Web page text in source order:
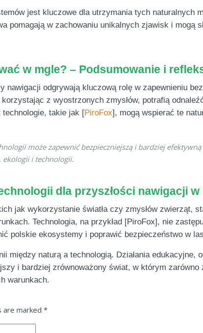
jest kluczowe dla utrzymania tych naturalnych
pomagają w zachowaniu unikalnych zjawisk i mogą
w mgle? – Podsumowanie i
nawigacji odgrywają kluczową rolę w zapewnieniu
z wyostrzonych zmysłów, potrafią
takie jak [PiroFox], mogą wspierać te
może zapewnić bezpieczniejszą i bardziej
ekologii i technologii.
dla przyszłości nawigacji w
jak wykorzystanie światła czy zmysłów zwierząt,
Technologia, na przykład [PiroFox], nie
polskie ekosystemy i poprawić bezpieczeństwo w
między naturą a technologią. Działania edukacyjne,
i bardziej zrównoważony świat, w którym
warunkach.
are marked *